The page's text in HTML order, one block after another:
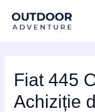
Fiat 445
Achiziție
navigation